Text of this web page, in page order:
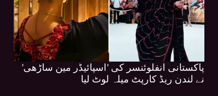
پاکستانی انفلوئنسر کی 'اسپائیڈر مین ساڑھی'
نے لندن ریڈ کارپٹ میلہ لوٹ لیا